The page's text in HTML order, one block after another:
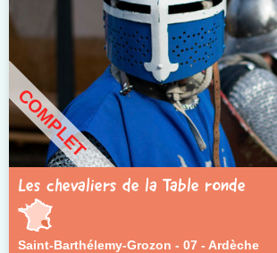
COMPLET
Les chevaliers de la Table ronde
Saint-Barthélemy-Grozon - 07 - Ardèche